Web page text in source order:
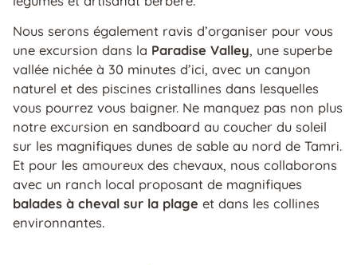
Nous serons également ravis d’organiser pour vous
une excursion dans la Paradise Valley, une superbe
vallée nichée à 30 minutes d’ici, avec un canyon
naturel et des piscines cristallines dans lesquelles
vous pourrez vous baigner. Ne manquez pas non plus
notre excursion en sandboard au coucher du soleil
sur les magnifiques dunes de sable au nord de Tamri.
Et pour les amoureux des chevaux, nous collaborons
avec un ranch local proposant de magnifiques
balades à cheval sur la plage et dans les collines
environnantes.